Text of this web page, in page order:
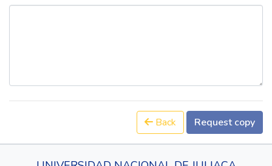
Back Request copy